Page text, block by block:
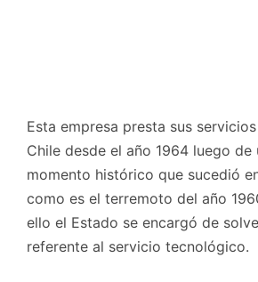
Esta empresa presta sus
Chile desde el año 1964 luego de
momento histórico que sucedió
como es el terremoto del año
ello el Estado se encargó de
referente al servicio tecnológico.